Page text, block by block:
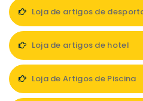
Loja de artigos de
Loja de artigos de hotel
Loja de Artigos de Piscina